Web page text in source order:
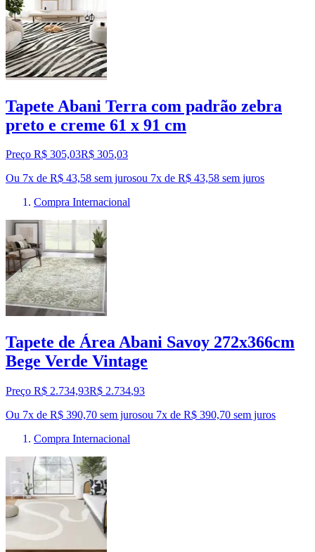
Tapete Abani Terra com padrão zebra
preto e creme 61 x 91 cm
Preço R$ 305,03R$ 305,03
Ou 7x de R$ 43,58 sem jurosou 7x de R$ 43,58 sem juros
Compra Internacional
Tapete de Área Abani Savoy 272x366cm
Bege Verde Vintage
Preço R$ 2.734,93R$ 2.734,93
Ou 7x de R$ 390,70 sem jurosou 7x de R$ 390,70 sem juros
Compra Internacional